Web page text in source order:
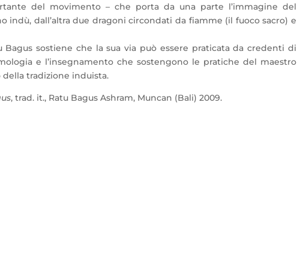
del movimento – che porta da una parte l’immagine del
indù, dall’altra due dragoni circondati da fiamme (il fuoco sacro) e
sostiene che la sua via può essere praticata da credenti di
e l’insegnamento che sostengono le pratiche del maestro
tradizione induista.
, trad. it., Ratu Bagus Ashram, Muncan (Bali) 2009.